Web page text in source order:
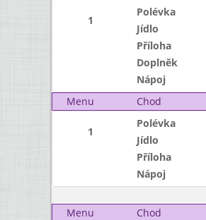
1
Polévka
Jídlo
Příloha
Doplněk
Nápoj
Menu
Chod
1
Polévka
Jídlo
Příloha
Nápoj
Menu
Chod